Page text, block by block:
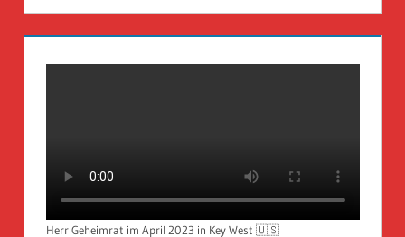
Herr Geheimrat im April 2023 in Key West 🇺🇸